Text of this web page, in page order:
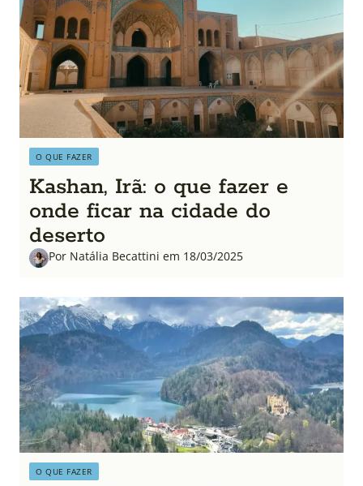
O QUE FAZER
Kashan, Irã: o que fazer e
onde ficar na cidade do
deserto
Por Natália Becattini em 18/03/2025
O QUE FAZER